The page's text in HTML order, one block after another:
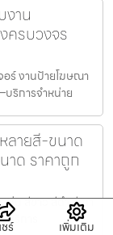
าน
ครบวงจร
ร์ งานป้ายโฆษณา
ริการจำหน่าย
ลายสี-ขนาด
าด ราคาถูก
น สีขาว สีดำ สีเทา
ริการ
ร์ เพิ่มเติม